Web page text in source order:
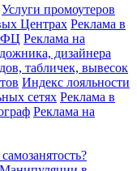
Услуги промоутеров
Центрах Реклама в
Реклама на
дизайнера
табличек, вывесок
Индекс лояльности
сетях Реклама в
Реклама на